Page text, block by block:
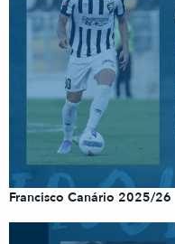
Francisco Canário 2025/26